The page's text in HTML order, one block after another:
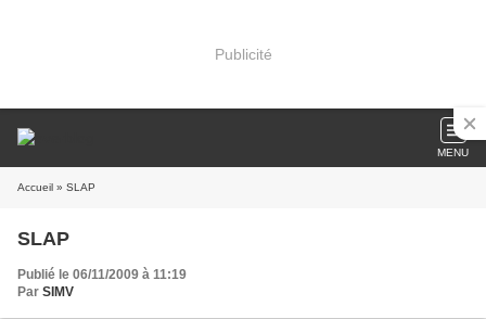
Publicité
MENU
Accueil » SLAP
SLAP
Publié le 06/11/2009 à 11:19
Par SIMV